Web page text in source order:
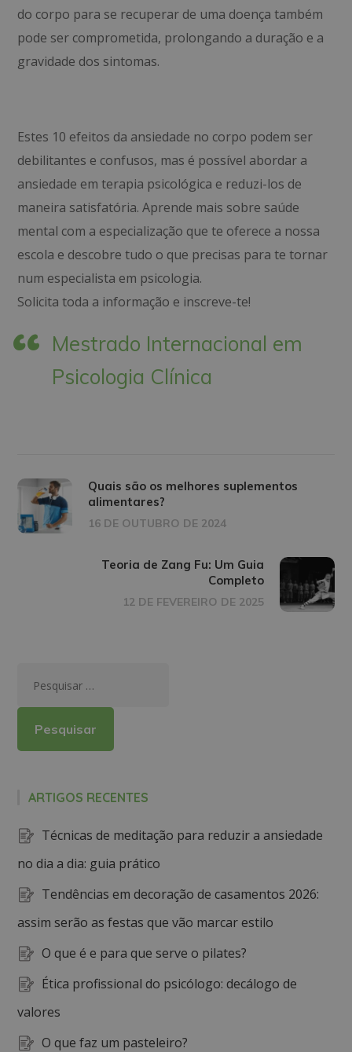
do corpo para se recuperar de uma doença também
pode ser comprometida, prolongando a duração e a
gravidade dos sintomas.
Estes 10 efeitos da ansiedade no corpo podem ser
debilitantes e confusos, mas é possível abordar a
ansiedade em terapia psicológica e reduzi-los de
maneira satisfatória. Aprende mais sobre saúde
mental com a especialização que te oferece a nossa
escola e descobre tudo o que precisas para te tornar
num especialista em psicologia.
Solicita toda a informação e inscreve-te!
Mestrado Internacional em
Psicologia Clínica
Quais são os melhores suplementos
alimentares?
16 DE OUTUBRO DE 2024
Teoria de Zang Fu: Um Guia
Completo
12 DE FEVEREIRO DE 2025
ARTIGOS RECENTES
Técnicas de meditação para reduzir a ansiedade
no dia a dia: guia prático
Tendências em decoração de casamentos 2026:
assim serão as festas que vão marcar estilo
O que é e para que serve o pilates?
Ética profissional do psicólogo: decálogo de
valores
O que faz um pasteleiro?